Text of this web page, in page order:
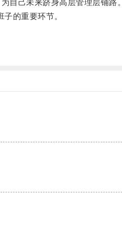
己未来跻身高层管理层铺路。
的重要环节。